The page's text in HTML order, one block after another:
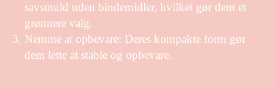
savsmuld uden bindemidler, hvilket gør dem et
grønnere valg.
Nemme at opbevare: Deres kompakte form gør
dem lette at stable og opbevare.